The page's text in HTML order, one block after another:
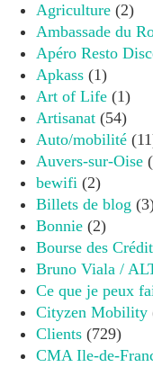
Agriculture (2)
Ambassade du
Apéro Resto
Apkass (1)
Art of Life (1)
Artisanat (54)
Auto/mobilité
Auvers-sur-Oise
bewifi (2)
Billets de blog
Bonnie (2)
Bourse des
Bruno Viala /
Ce que je peux
Cityzen Mobility
Clients (729)
CMA Ile-de-